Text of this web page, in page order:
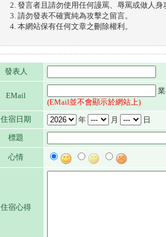
發言者且請勿使用任何謾罵、辱罵或做人身
請勿發表不確實純為攻擊之留言。
本網站保有任何文章之刪除權利。
發表人
EMail
(EMail並不會顯示於網站上)
住宿日期
年 月
日
標題
心情
住宿心得